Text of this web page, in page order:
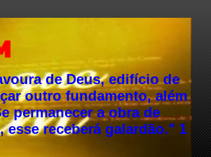
de Deus, edifício de
outro fundamento, além
permanecer a obra de
receberá galardão." 1